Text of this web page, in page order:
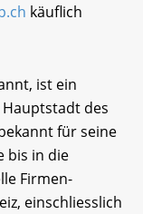
käuflich
ist ein
des
für seine
bis in die
Firmen-
einschliesslich